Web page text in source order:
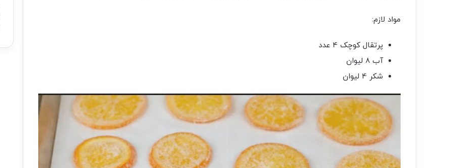
مواد لازم:
پرتقال کوچک 4 عدد
آب 8 لیوان
شکر 4 لیوان
نمایشگر
ویدیو